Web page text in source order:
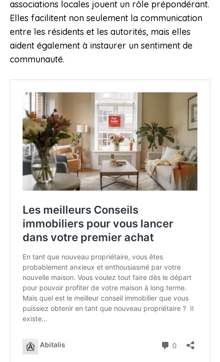
associations locales jouent un rôle prépondérant.
Elles facilitent non seulement la communication
entre les résidents et les autorités, mais elles
aident également à instaurer un sentiment de
communauté.